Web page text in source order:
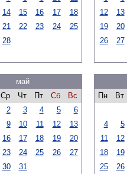
14 15 16 17
18
21 22 23 24
25
28
12
13
19
20
26
27
май
Ср Чт Пт Сб
Вс
2 3 4 5
6
9 10 11 12
13
16 17 18 19
20
23 24 25 26
27
30 31
Пн
Вт
4
5
11
12
18
19
25
26